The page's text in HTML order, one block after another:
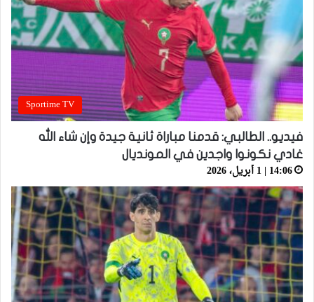
Sportime TV
فيديو.. الطالبي: قدمنا مباراة ثانية جيدة وإن شاء الله
غادي نكونوا واجدين في المونديال
14:06 | 1 أبريل، 2026